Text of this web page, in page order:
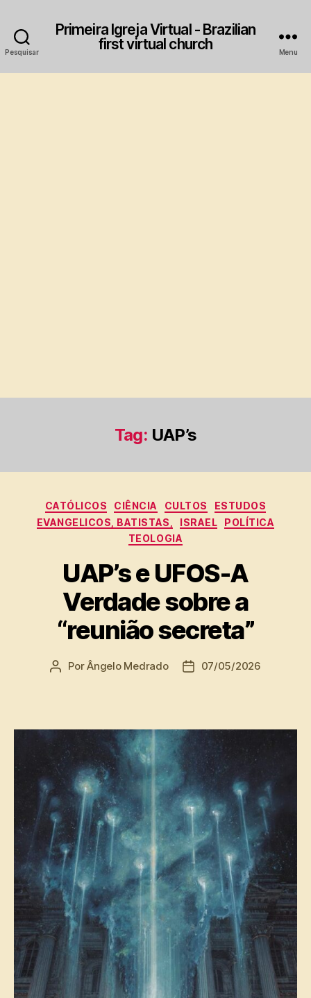
Pesquisar
Primeira Igreja Virtual - Brazilian
first virtual church
Menu
Tag: UAP’s
Categorias
CATÓLICOS CIÊNCIA CULTOS
ESTUDOS
EVANGELICOS, BATISTAS,
ISRAEL
POLÍTICA
TEOLOGIA
UAP’s e UFOS-A
Verdade sobre a
“reunião secreta”
Autor
PorÂngelo Medrado
Data07/05/2026